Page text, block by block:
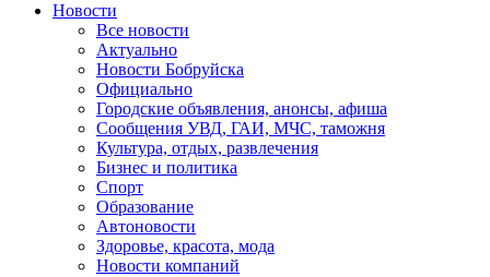
Новости
Все новости
Актуально
Новости Бобруйска
Официально
Городские объявления, анонсы, афиша
Сообщения УВД, ГАИ, МЧС, таможня
Культура, отдых, развлечения
Бизнес и политика
Спорт
Образование
Автоновости
Здоровье, красота, мода
Новости компаний